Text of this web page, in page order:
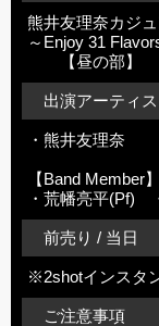
熊井友理奈カジ
～Enjoy 31
【昼の
出演アーティス
・熊井友理奈
【Band Member】
・荒幡亮平(Pf)
前売り / 当日
※2shotインスタ
ご注意事項